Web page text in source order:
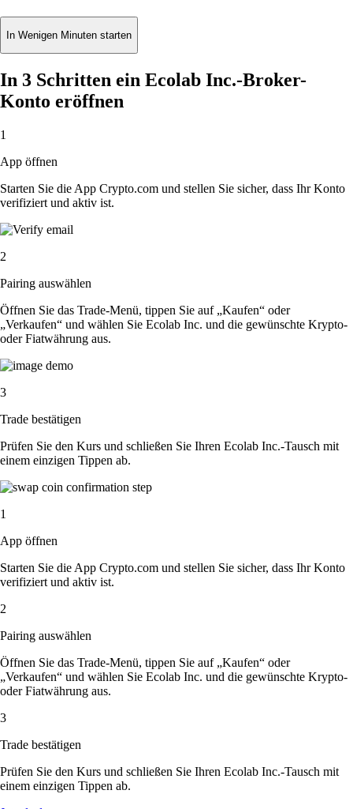
In Wenigen Minuten starten
In 3 Schritten ein Ecolab Inc.-Broker-
Konto eröffnen
1
App öffnen
Starten Sie die App Crypto.com und stellen Sie sicher, dass Ihr Konto
verifiziert und aktiv ist.
2
Pairing auswählen
Öffnen Sie das Trade-Menü, tippen Sie auf „Kaufen“ oder
„Verkaufen“ und wählen Sie Ecolab Inc. und die gewünschte Krypto-
oder Fiatwährung aus.
3
Trade bestätigen
Prüfen Sie den Kurs und schließen Sie Ihren Ecolab Inc.-Tausch mit
einem einzigen Tippen ab.
1
App öffnen
Starten Sie die App Crypto.com und stellen Sie sicher, dass Ihr Konto
verifiziert und aktiv ist.
2
Pairing auswählen
Öffnen Sie das Trade-Menü, tippen Sie auf „Kaufen“ oder
„Verkaufen“ und wählen Sie Ecolab Inc. und die gewünschte Krypto-
oder Fiatwährung aus.
3
Trade bestätigen
Prüfen Sie den Kurs und schließen Sie Ihren Ecolab Inc.-Tausch mit
einem einzigen Tippen ab.